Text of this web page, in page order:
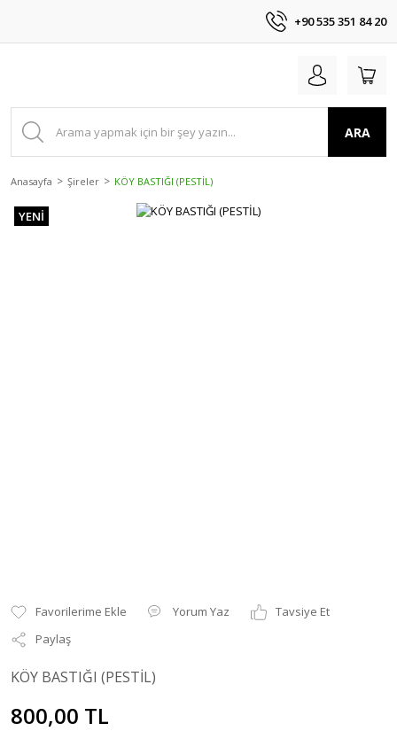
+90 535 351 84 20
ARA
Anasayfa Şireler KÖY BASTIĞI (PESTİL)
YENİ
Yorum Yaz
Tavsiye Et
Paylaş
KÖY BASTIĞI (PESTİL)
800,00 TL